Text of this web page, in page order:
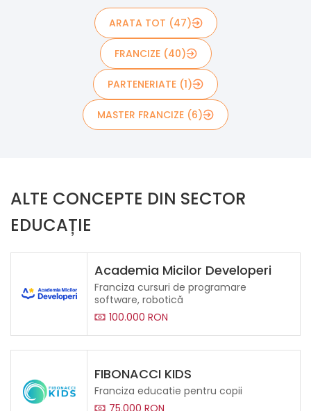
ARATA TOT (47)
FRANCIZE (40)
PARTENERIATE (1)
MASTER FRANCIZE (6)
ALTE CONCEPTE DIN SECTOR
EDUCAȚIE
Academia Micilor Developeri
Franciza cursuri de programare
software, robotică
100.000 RON
FIBONACCI KIDS
Franciza educatie pentru copii
75.000 RON